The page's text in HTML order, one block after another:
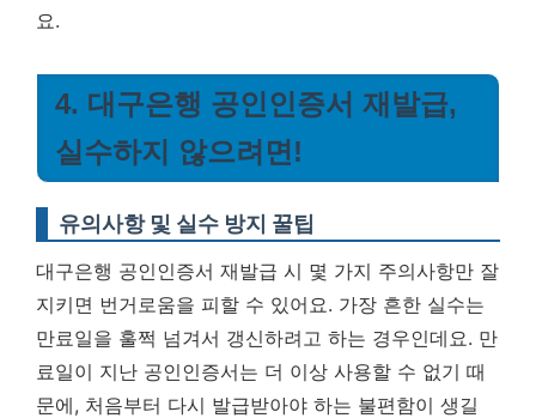
요.
4. 대구은행 공인인증서 재발급,
실수하지 않으려면!
유의사항 및 실수 방지 꿀팁
대구은행 공인인증서 재발급 시 몇 가지 주의사항만 잘
지키면 번거로움을 피할 수 있어요. 가장 흔한 실수는
만료일을 훌쩍 넘겨서 갱신하려고 하는 경우인데요. 만
료일이 지난 공인인증서는 더 이상 사용할 수 없기 때
문에, 처음부터 다시 발급받아야 하는 불편함이 생길